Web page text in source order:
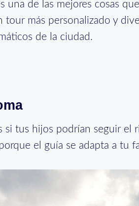
una de las mejores cosas
tour más personalizado y
de la ciudad.
si tus hijos podrían seguir el
el guía se adapta a tu